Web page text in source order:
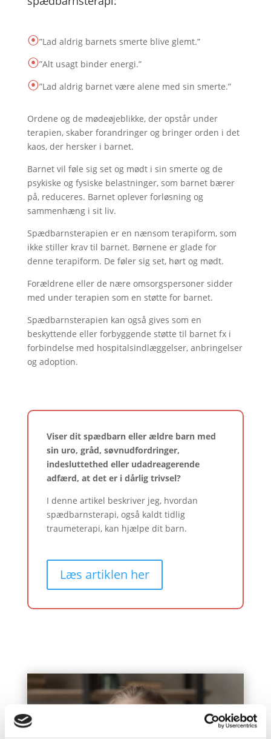
⦿”Lad aldrig barnets smerte blive glemt.”
⦿”Alt usagt binder energi.”
⦿”Lad aldrig barnet være alene med sin smerte.”
Ordene og de mødeøjeblikke, der opstår under
terapien, skaber forandringer og bringer orden i det
kaos, der hersker i barnet.
Barnet vil føle sig set og mødt i sin smerte og de
psykiske og fysiske belastninger, som barnet bærer
på, reduceres. Barnet oplever forløsning og
sammenhæng i sit liv.
Spædbarnsterapien er en nænsom terapiform, som
ikke stiller krav til barnet. Børnene er glade for
denne terapiform. De føler sig set, hørt og mødt.
Forældrene eller de nære omsorgspersoner sidder
med under terapien som en støtte for barnet.
Spædbarnsterapien kan også gives som en
beskyttende eller forbyggende støtte til barnet fx i
forbindelse med hospitalsindlæggelser, anbringelser
og adoption.
Viser dit spædbarn eller ældre barn med
sin uro, gråd, søvnudfordringer,
indesluttethed eller udadreagerende
adfærd, at det er i dårlig trivsel?
I denne artikel beskriver jeg, hvordan
spædbarnsterapi, også kaldt tidlig
traumeterapi, kan hjælpe dit barn.
Læs artiklen her